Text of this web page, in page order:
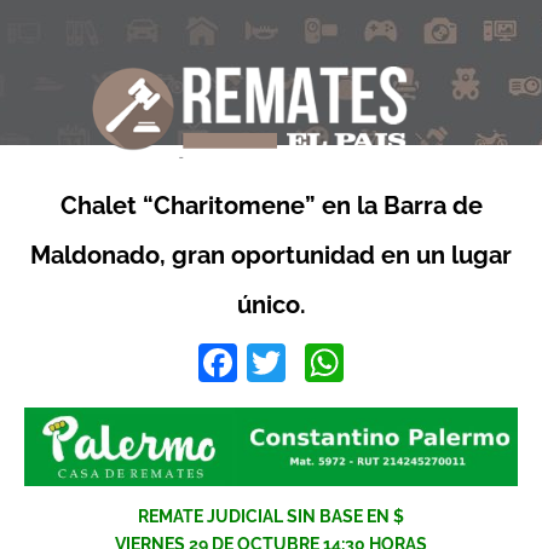
Chalet “Charitomene” en la Barra de
Maldonado, gran oportunidad en un lugar
único.
Facebook
Twitter
REMATE JUDICIAL SIN BASE EN $
VIERNES 29 DE OCTUBRE 14:30 HORAS